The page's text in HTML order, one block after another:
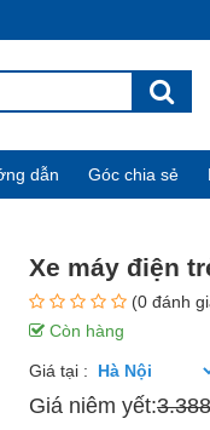
dẫn Góc chia sẻ
Xe máy điện
(0 đánh
Còn hàng
Giá tại :
Giá niêm yết: